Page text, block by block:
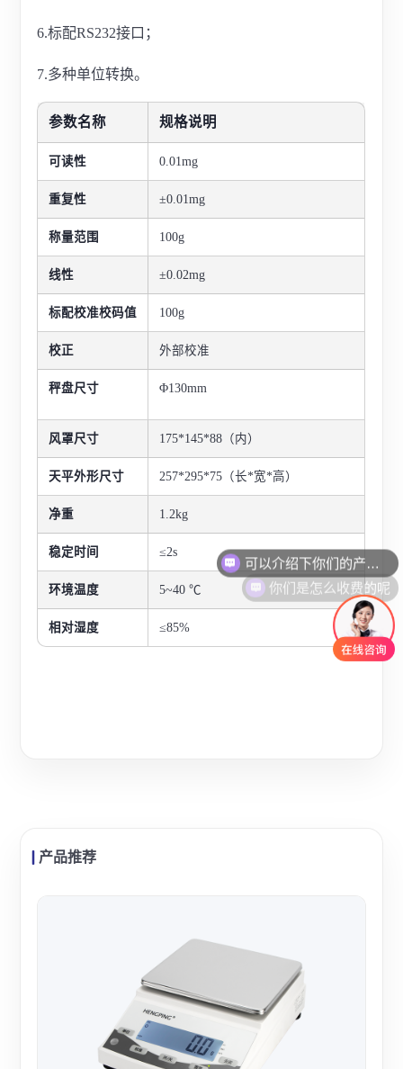
6.标配RS232接口；
7.多种单位转换。
参数名称 规格说明
可读性 0.01mg
重复性 ±0.01mg
称量范围 100g
线性 ±0.02mg
标配校准校码值 100g
校正 外部校准
秤盘尺寸 Φ130mm
风罩尺寸 175*145*88（内）
天平外形尺寸 257*295*75（长*宽*高）
净重 1.2kg
稳定时间 ≤2s
环境温度 5~40 ℃
相对湿度 ≤85%
产品推荐
你们是怎么收费的呢